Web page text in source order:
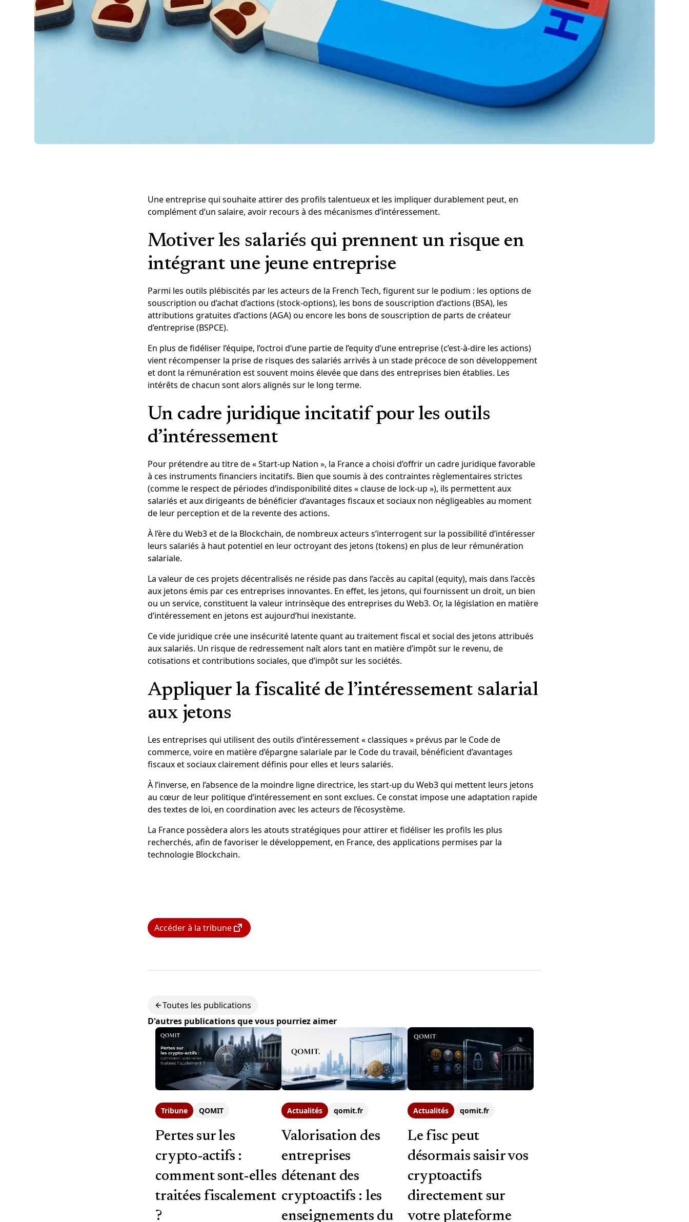
Une entreprise qui souhaite attirer des profils talentueux et les impliquer durablement peut, en
complément d’un salaire, avoir recours à des mécanismes d’intéressement.
Motiver les salariés qui prennent un risque en
intégrant une jeune entreprise
Parmi les outils plébiscités par les acteurs de la French Tech, figurent sur le podium : les options de
souscription ou d’achat d’actions (stock-options), les bons de souscription d’actions (BSA), les
attributions gratuites d’actions (AGA) ou encore les bons de souscription de parts de créateur
d’entreprise (BSPCE).
En plus de fidéliser l’équipe, l’octroi d’une partie de l’equity d’une entreprise (c’est-à-dire les actions)
vient récompenser la prise de risques des salariés arrivés à un stade précoce de son développement
et dont la rémunération est souvent moins élevée que dans des entreprises bien établies. Les
intérêts de chacun sont alors alignés sur le long terme.
Un cadre juridique incitatif pour les outils
d’intéressement
Pour prétendre au titre de « Start-up Nation », la France a choisi d’offrir un cadre juridique favorable
à ces instruments financiers incitatifs. Bien que soumis à des contraintes règlementaires strictes
(comme le respect de périodes d’indisponibilité dites « clause de lock-up »), ils permettent aux
salariés et aux dirigeants de bénéficier d’avantages fiscaux et sociaux non négligeables au moment
de leur perception et de la revente des actions.
À l’ère du Web3 et de la Blockchain, de nombreux acteurs s’interrogent sur la possibilité d’intéresser
leurs salariés à haut potentiel en leur octroyant des jetons (tokens) en plus de leur rémunération
salariale.
La valeur de ces projets décentralisés ne réside pas dans l’accès au capital (equity), mais dans l’accès
aux jetons émis par ces entreprises innovantes. En effet, les jetons, qui fournissent un droit, un bien
ou un service, constituent la valeur intrinsèque des entreprises du Web3. Or, la législation en matière
d’intéressement en jetons est aujourd’hui inexistante.
Ce vide juridique crée une insécurité latente quant au traitement fiscal et social des jetons attribués
aux salariés. Un risque de redressement naît alors tant en matière d’impôt sur le revenu, de
cotisations et contributions sociales, que d’impôt sur les sociétés.
Appliquer la fiscalité de l’intéressement salarial
aux jetons
Les entreprises qui utilisent des outils d’intéressement « classiques » prévus par le Code de
commerce, voire en matière d’épargne salariale par le Code du travail, bénéficient d’avantages
fiscaux et sociaux clairement définis pour elles et leurs salariés.
À l’inverse, en l’absence de la moindre ligne directrice, les start-up du Web3 qui mettent leurs jetons
au cœur de leur politique d’intéressement en sont exclues. Ce constat impose une adaptation rapide
des textes de loi, en coordination avec les acteurs de l’écosystème.
La France possèdera alors les atouts stratégiques pour attirer et fidéliser les profils les plus
recherchés, afin de favoriser le développement, en France, des applications permises par la
technologie Blockchain.
Accéder à la tribune
Toutes les publications
D'autres publications que vous pourriez aimer
Tribune QOMIT
Pertes sur les
crypto-actifs :
comment sont-elles
traitées fiscalement
?
Actualités qomit.fr
Valorisation des
entreprises
détenant des
cryptoactifs : les
enseignements du
Actualités qomit.fr
Le fisc peut
désormais saisir vos
cryptoactifs
directement sur
votre plateforme